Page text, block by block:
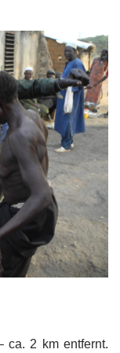
ca. 2 km entfernt.